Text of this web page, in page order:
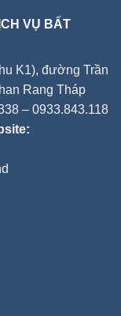
VỤ BẤT
K1), đường Trần
Rang Tháp
– 0933.843.118